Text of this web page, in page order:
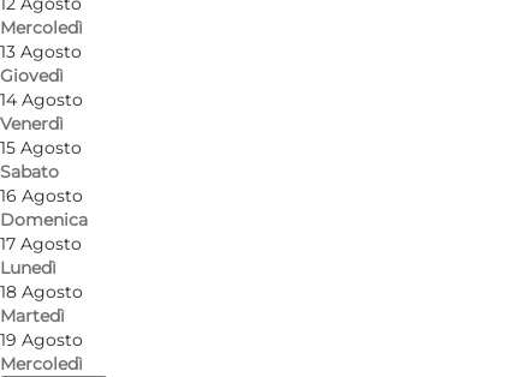
Mercoledì
13 Agosto
Giovedì
14 Agosto
Venerdì
15 Agosto
Sabato
16 Agosto
Domenica
17 Agosto
Lunedì
18 Agosto
Martedì
19 Agosto
Mercoledì